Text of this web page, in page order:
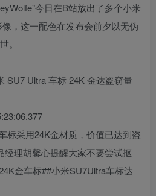
今日在B站放出了多个小米
，这一配色在发布会前夕以无伪
。
SU7 Ultra 车标 24K 金达盗窃量
标采用24K金材质，价值已达到盗
经理胡馨心提醒大家不要尝试抠
金车标##小米SU7Ultra车标达